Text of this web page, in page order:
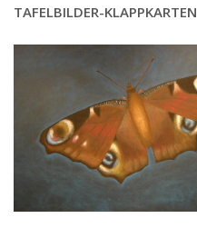
TAFELBILDER-KLAPPKARTEN